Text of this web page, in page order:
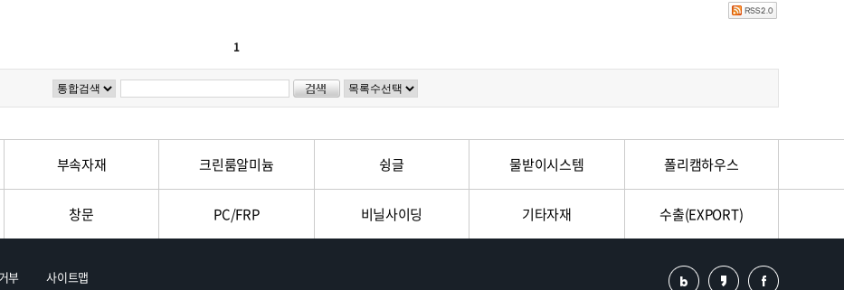
1
부속자재 크린룸알미늄 슁글 물받이시스템 폴리캠하우스
창문 PC/FRP 비닐사이딩 기타자재 수출(EXPORT)
부 사이트맵